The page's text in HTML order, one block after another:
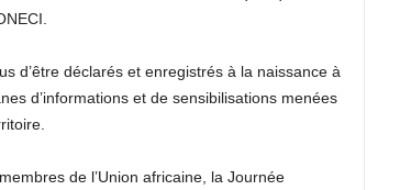
d’être déclarés et enregistrés à la naissance à
d’informations et de sensibilisations menées
de l’Union africaine, la Journée